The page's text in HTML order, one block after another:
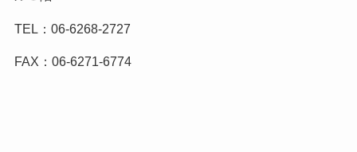
TEL：06-6268-2727
FAX：06-6271-6774